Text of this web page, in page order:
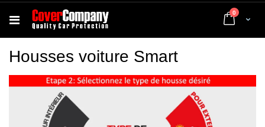
Cart
0 articles
Housses voiture Smart